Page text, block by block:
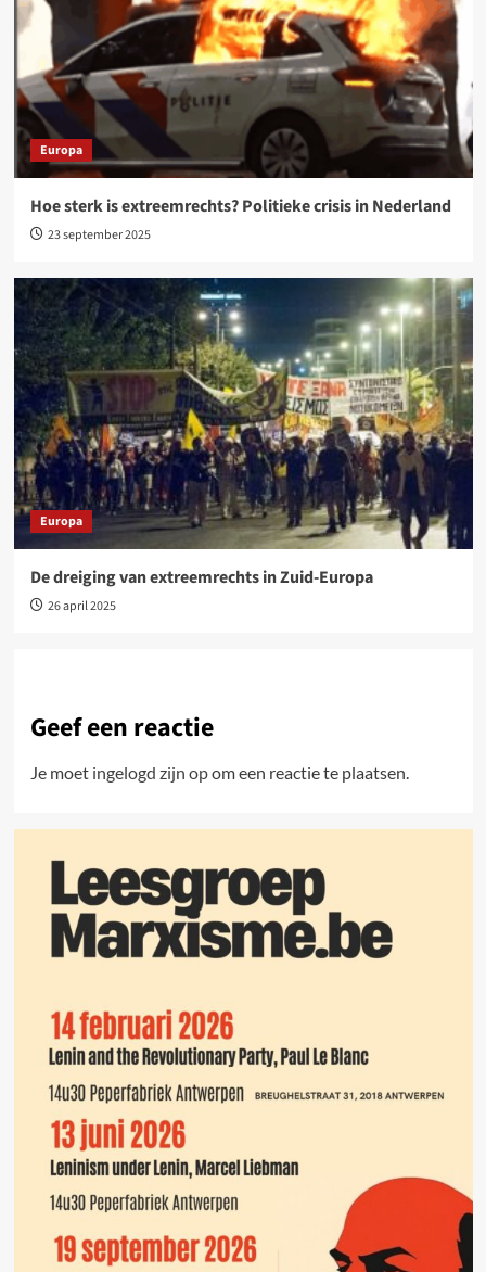
Europa
Hoe sterk is extreemrechts? Politieke crisis in Nederland
23 september 2025
Europa
De dreiging van extreemrechts in Zuid-Europa
26 april 2025
Geef een reactie
Je moet ingelogd zijn opom een reactie te plaatsen.